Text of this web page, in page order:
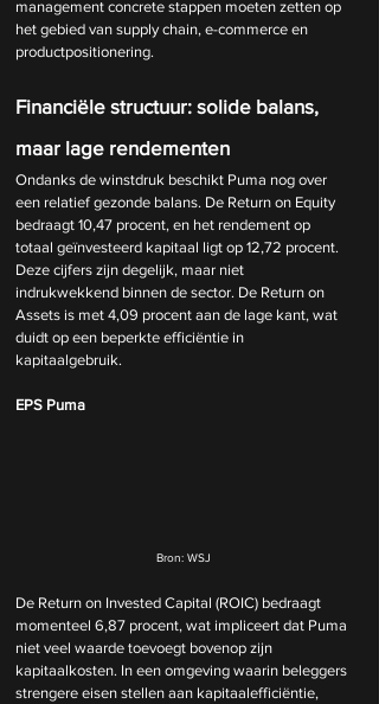
management concrete stappen moeten zetten op
het gebied van supply chain, e-commerce en
productpositionering.
Financiële structuur: solide balans,
maar lage rendementen
Ondanks de winstdruk beschikt Puma nog over
een relatief gezonde balans. De Return on Equity
bedraagt 10,47 procent, en het rendement op
totaal geïnvesteerd kapitaal ligt op 12,72 procent.
Deze cijfers zijn degelijk, maar niet
indrukwekkend binnen de sector. De Return on
Assets is met 4,09 procent aan de lage kant, wat
duidt op een beperkte efficiëntie in
kapitaalgebruik.
EPS Puma
Bron: WSJ
De Return on Invested Capital (ROIC) bedraagt
momenteel 6,87 procent, wat impliceert dat Puma
niet veel waarde toevoegt bovenop zijn
kapitaalkosten. In een omgeving waarin beleggers
strengere eisen stellen aan kapitaalefficiëntie,